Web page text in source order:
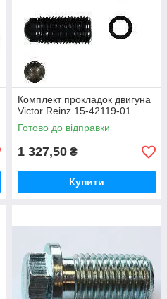
Комплект прокладок двигуна
Victor Reinz 15-42119-01
Готово до відправки
1 327,50 ₴
Купити